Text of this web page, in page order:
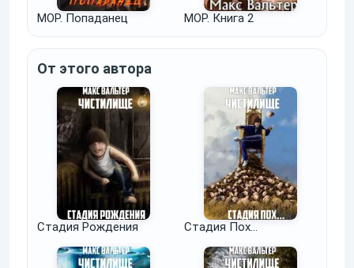
МОР. Попаданец МОР. Книга 2
От этого автора
Стадия Рождения Стадия Пох...